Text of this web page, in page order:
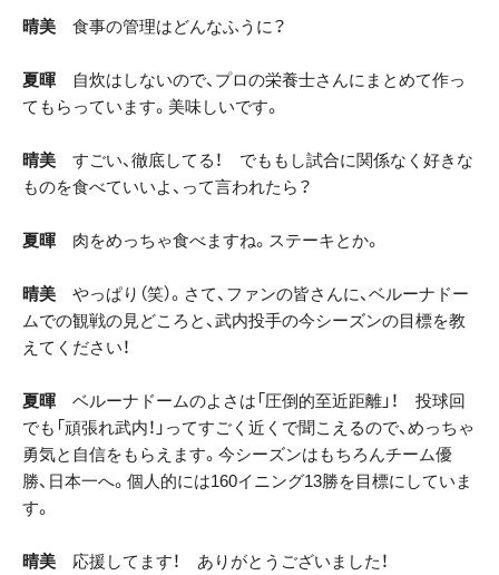
晴美 食事の管理はどんなふうに？
夏暉 自炊はしないので、プロの栄養士さんにまとめて作っ
てもらっています。美味しいです。
晴美 すごい、徹底してる！ でももし試合に関係なく好きな
ものを食べていいよ、って言われたら？
夏暉 肉をめっちゃ食べますね。ステーキとか。
晴美 やっぱり（笑）。さて、ファンの皆さんに、ベルーナドー
ムでの観戦の見どころと、武内投手の今シーズンの目標を教
えてください！
夏暉 ベルーナドームのよさは「圧倒的至近距離」！ 投球回
でも「頑張れ武内！」ってすごく近くで聞こえるので、めっちゃ
勇気と自信をもらえます。今シーズンはもちろんチーム優
勝、日本一へ。個人的には160イニング13勝を目標にしていま
す。
晴美 応援してます！ ありがとうございました！